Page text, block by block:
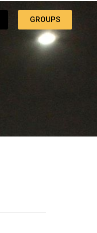
GROUPS